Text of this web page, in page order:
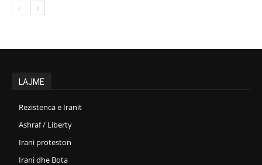
LAJME
Rezistenca e Iranit
Ashraf / Liberty
Irani proteston
Irani dhe Bota